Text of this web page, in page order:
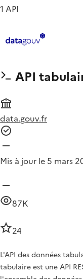
1 API
API
data.gouv.fr
Mis à jour le 5 mars
87K
24
L'API des données
tabulaire est une API